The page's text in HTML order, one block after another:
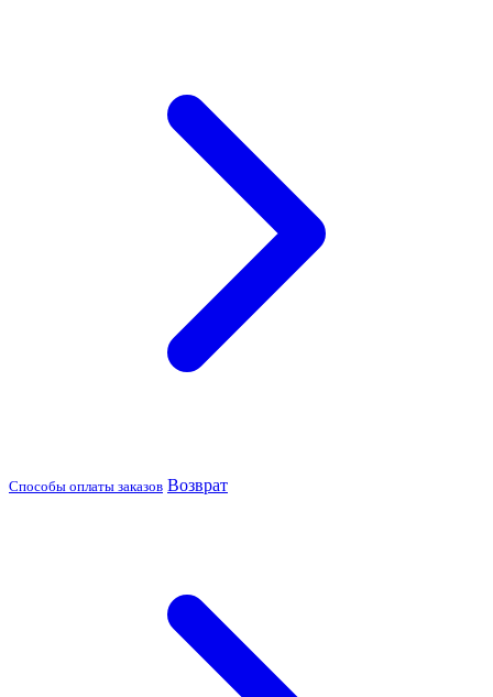
Способы оплаты заказов Возврат